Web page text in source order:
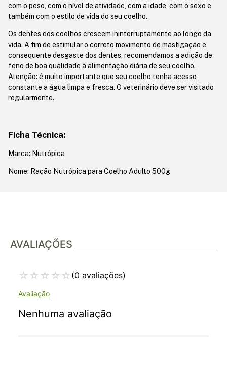
com o peso, com o nível de atividade, com a idade, com o sexo e
também com o estilo de vida do seu coelho.
Os dentes dos coelhos crescem ininterruptamente ao longo da
vida. A fim de estimular o correto movimento de mastigação e
consequente desgaste dos dentes, recomendamos a adição de
feno de boa qualidade à alimentação diária de seu coelho.
Atenção: é muito importante que seu coelho tenha acesso
constante a água limpa e fresca. O veterinário deve ser visitado
regularmente.
Ficha Técnica:
Marca: Nutrópica
Nome: Ração Nutrópica para Coelho Adulto 500g
AVALIAÇÕES
☆ ☆ ☆ ☆ ☆ (0 avaliações)
Nenhuma avaliação